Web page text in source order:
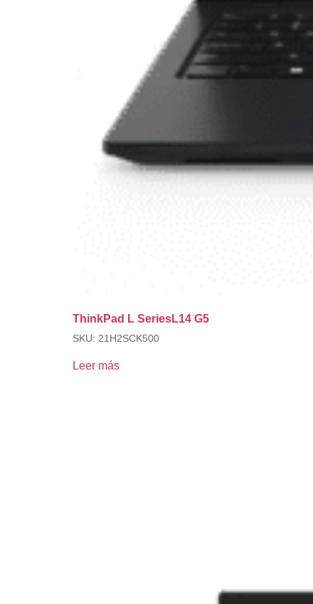
ThinkPad L SeriesL14 G5
SKU: 21H2SCK500
Leer más